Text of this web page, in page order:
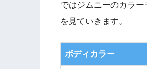
ではジムニーのカラ
を見ていきます。
ボディカラー